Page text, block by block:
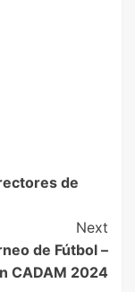
de
Next
de Fútbol –
CADAM 2024